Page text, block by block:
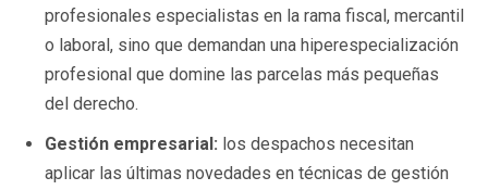
profesionales especialistas en la rama fiscal, mercantil
o laboral, sino que demandan una hiperespecialización
profesional que domine las parcelas más pequeñas
del derecho.
Gestión empresarial: los despachos necesitan
aplicar las últimas novedades en técnicas de gestión